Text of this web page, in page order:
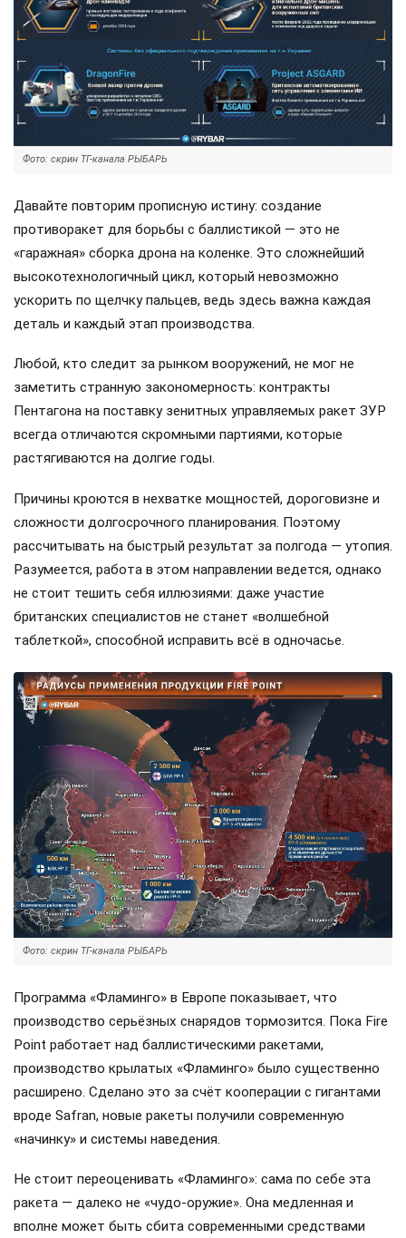
Фото: скрин ТГ-канала РЫБАРЬ
Давайте повторим прописную истину: создание
противоракет для борьбы с баллистикой — это не
«гаражная» сборка дрона на коленке. Это сложнейший
высокотехнологичный цикл, который невозможно
ускорить по щелчку пальцев, ведь здесь важна каждая
деталь и каждый этап производства.
Любой, кто следит за рынком вооружений, не мог не
заметить странную закономерность: контракты
Пентагона на поставку зенитных управляемых ракет ЗУР
всегда отличаются скромными партиями, которые
растягиваются на долгие годы.
Причины кроются в нехватке мощностей, дороговизне и
сложности долгосрочного планирования. Поэтому
рассчитывать на быстрый результат за полгода — утопия.
Разумеется, работа в этом направлении ведется, однако
не стоит тешить себя иллюзиями: даже участие
британских специалистов не станет «волшебной
таблеткой», способной исправить всё в одночасье.
Фото: скрин ТГ-канала РЫБАРЬ
Программа «Фламинго» в Европе показывает, что
производство серьёзных снарядов тормозится. Пока Fire
Point работает над баллистическими ракетами,
производство крылатых «Фламинго» было существенно
расширено. Сделано это за счёт кооперации с гигантами
вроде Safran, новые ракеты получили современную
«начинку» и системы наведения.
Не стоит переоценивать «Фламинго»: сама по себе эта
ракета — далеко не «чудо-оружие». Она медленная и
вполне может быть сбита современными средствами